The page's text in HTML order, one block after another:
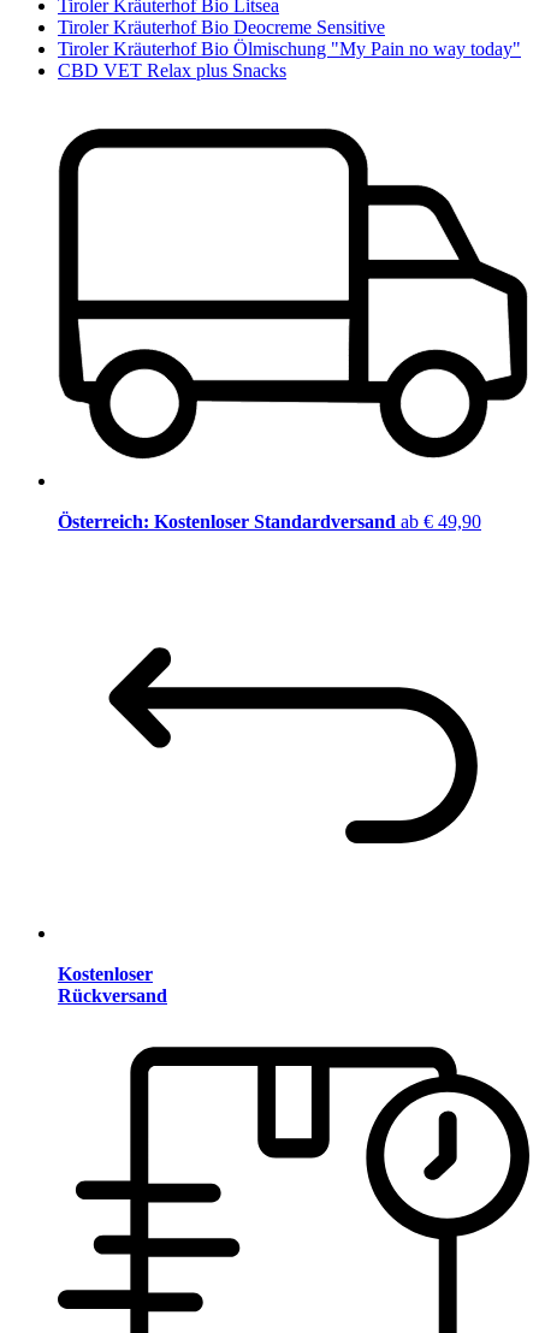
Tiroler Kräuterhof Bio Litsea
Tiroler Kräuterhof Bio Deocreme Sensitive
Tiroler Kräuterhof Bio Ölmischung "My Pain no way today"
CBD VET Relax plus Snacks
Österreich: Kostenloser Standardversand ab € 49,90
Kostenloser
Rückversand